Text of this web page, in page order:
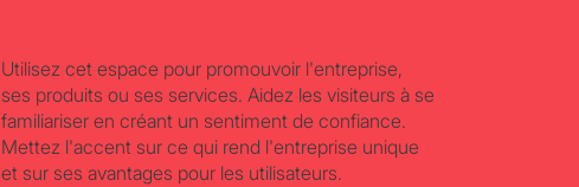
Utilisez cet espace pour promouvoir l'entreprise,
ses produits ou ses services. Aidez les visiteurs à se
familiariser en créant un sentiment de confiance.
Mettez l'accent sur ce qui rend l'entreprise unique
et sur ses avantages pour les utilisateurs.